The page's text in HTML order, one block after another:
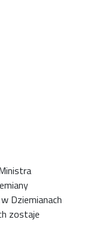
Dziemianach
zostaje